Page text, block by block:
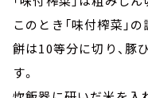
このとき「味付榨菜」
餅は10等分に切り、豚
す。